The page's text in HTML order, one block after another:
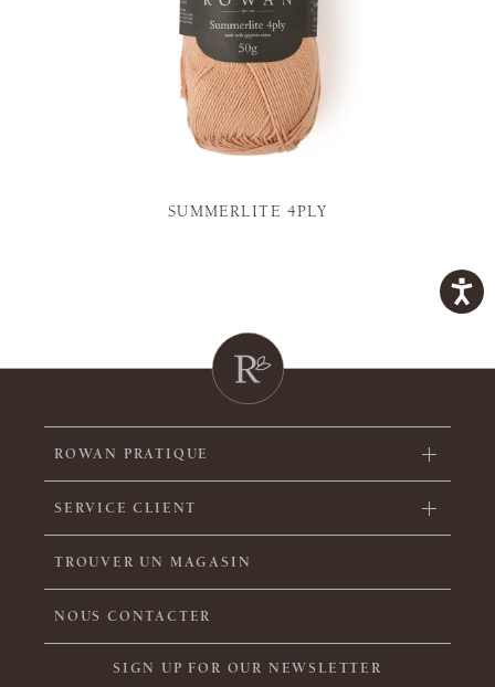
SUMMERLITE 4PLY
ROWAN PRATIQUE
SERVICE CLIENT
TROUVER UN MAGASIN
NOUS CONTACTER
SIGN UP FOR OUR NEWSLETTER